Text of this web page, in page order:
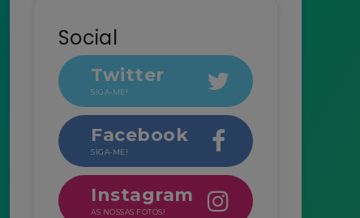
Social
Twitter
SIGA-ME!
Facebook
SIGA-ME!
Instagram
AS NOSSAS FOTOS!